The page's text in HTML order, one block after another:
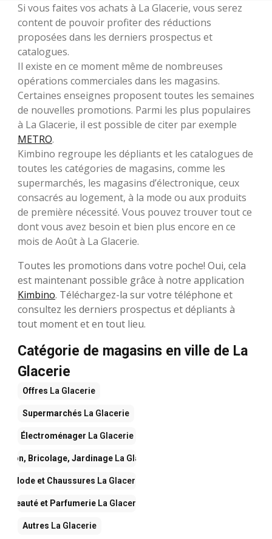
Si vous faites vos achats à La Glacerie, vous serez
content de pouvoir profiter des réductions
proposées dans les derniers prospectus et
catalogues.
Il existe en ce moment même de nombreuses
opérations commerciales dans les magasins.
Certaines enseignes proposent toutes les semaines
de nouvelles promotions. Parmi les plus populaires
à La Glacerie, il est possible de citer par exemple
METRO.
Kimbino regroupe les dépliants et les catalogues de
toutes les catégories de magasins, comme les
supermarchés, les magasins d’électronique, ceux
consacrés au logement, à la mode ou aux produits
de première nécessité. Vous pouvez trouver tout ce
dont vous avez besoin et bien plus encore en ce
mois de Août à La Glacerie.
Toutes les promotions dans votre poche! Oui, cela
est maintenant possible grâce à notre application
Kimbino. Téléchargez-la sur votre téléphone et
consultez les derniers prospectus et dépliants à
tout moment et en tout lieu.
Catégorie de magasins en ville de La
Glacerie
Offres La Glacerie
Supermarchés La Glacerie
Électroménager La Glacerie
Bricolage, Jardinage La Glacerie
Mode et Chaussures La Glacerie
Beauté et Parfumerie La Glacerie
Autres La Glacerie